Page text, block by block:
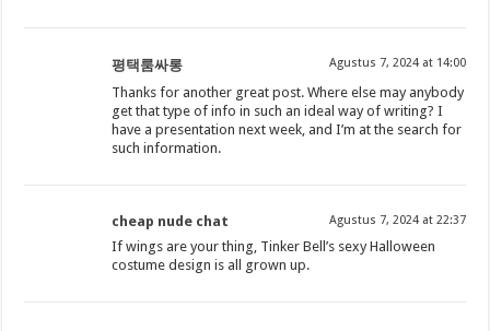
평택룸싸롱 Agustus 7, 2024 at 14:00
Thanks for another great post. Where else may anybody
get that type of info in such an ideal way of writing? I
have a presentation next week, and I’m at the search for
such information.
cheap nude chat Agustus 7, 2024 at 22:37
If wings are your thing, Tinker Bell’s sexy Halloween
costume design is all grown up.